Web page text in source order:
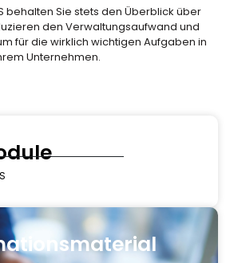
behalten Sie stets den Überblick über
den Verwaltungsaufwand und
für die wirklich wichtigen Aufgaben in
Unternehmen.